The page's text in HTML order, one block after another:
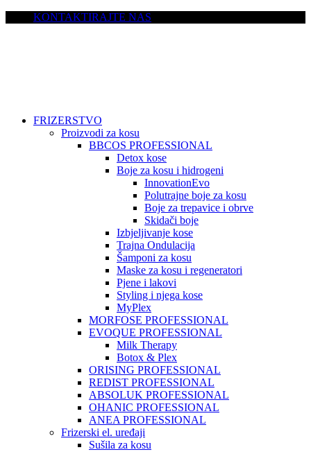
KONTAKTIRAJTE NAS
FRIZERSTVO
Proizvodi za kosu
BBCOS PROFESSIONAL
Detox kose
Boje za kosu i hidrogeni
InnovationEvo
Polutrajne boje za kosu
Boje za trepavice i obrve
Skidači boje
Izbjeljivanje kose
Trajna Ondulacija
Šamponi za kosu
Maske za kosu i regeneratori
Pjene i lakovi
Styling i njega kose
MyPlex
MORFOSE PROFESSIONAL
EVOQUE PROFESSIONAL
Milk Therapy
Botox & Plex
ORISING PROFESSIONAL
REDIST PROFESSIONAL
ABSOLUK PROFESSIONAL
OHANIC PROFESSIONAL
ANEA PROFESSIONAL
Frizerski el. uređaji
Sušila za kosu